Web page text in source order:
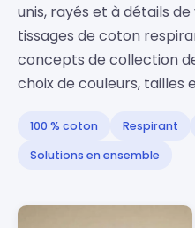
unis, rayés et à détails
tissages de coton
concepts de collection
choix de couleurs, tailles
100 % coton Respirant
Solutions en ensemble